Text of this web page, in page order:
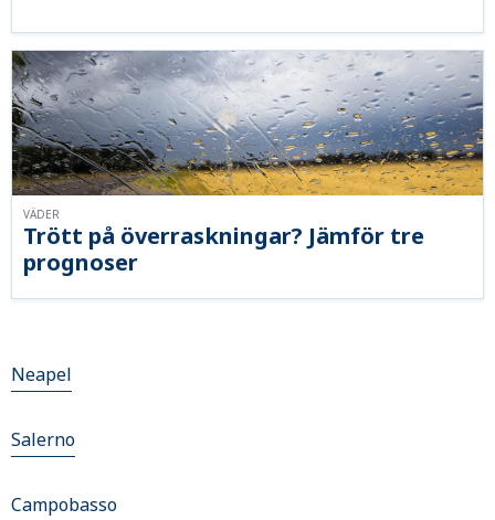
Trött på överraskningar? Jämför tre
prognoser
VÄDER
Neapel
Salerno
Campobasso